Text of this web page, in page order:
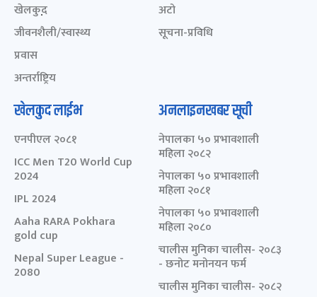
खेलकुद़़
जीवनशैली/स्वास्थ्य
प्रवास
अन्तर्राष्ट्रिय
अटो
सूचना-प्रविधि
खेलकुद लाईभ
एनपीएल २०८१
ICC Men T20 World Cup
2024
IPL 2024
Aaha RARA Pokhara
gold cup
Nepal Super League -
2080
अनलाइनखबर सूची
नेपालका ५० प्रभावशाली
महिला २०८२
नेपालका ५० प्रभावशाली
महिला २०८१
नेपालका ५० प्रभावशाली
महिला २०८०
चालीस मुनिका चालीस- २०८३
- छनोट मनोनयन फर्म
चालीस मुनिका चालीस- २०८२